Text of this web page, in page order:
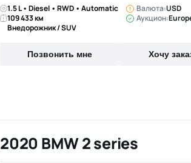
1.5 L • Diesel • RWD • Automatic
109 433 км
Внедорожник / SUV
Валюта:USD
Аукцион:
Позвонить мне Хочу
2020 BMW 2 series